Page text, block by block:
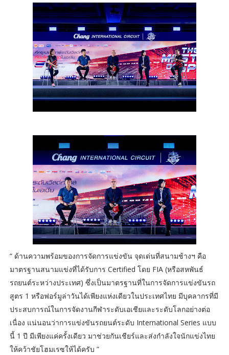
“ ด้านความพร้อมของการจัดการแข่งขัน จุดเด่นที่สนามช้างฯ คือ
มาตรฐานสนามแข่งที่ได้รับการ Certified โดย FIA (หรือสหพันธ์
รถยนต์ระหว่างประเทศ) ซึ่งเป็นมาตรฐานที่ในการจัดการแข่งขันรถ
สูตร 1 หรือฟอร์มูล่าวันได้เพียงแห่งเดียวในประเทศไทย มีบุคลากรที่มี
ประสบการณ์ในการจัดงานกีฬาระดับเอเชียและระดับโลกอย่างต่อ
เนื่อง แน่นอนว่าการแข่งขันรถยนต์ระดับ International Series แบบ
นี้ 1 ปี มีเพียงแค่ครั้งเดียว มาช่วยกันเชียร์และส่งกำลังใจนักแข่งไทย
ให้คว้าชัยโฮมเรซให้ได้ครับ ”